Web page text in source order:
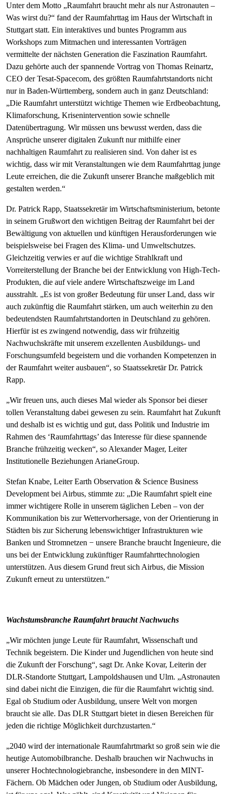
Unter dem Motto „Raumfahrt braucht mehr als nur Astronauten –
Was wirst du?“ fand der Raumfahrttag im Haus der Wirtschaft in
Stuttgart statt. Ein interaktives und buntes Programm aus
Workshops zum Mitmachen und interessanten Vorträgen
vermittelte der nächsten Generation die Faszination Raumfahrt.
Dazu gehörte auch der spannende Vortrag von Thomas Reinartz,
CEO der Tesat-Spacecom, des größten Raumfahrtstandorts nicht
nur in Baden-Württemberg, sondern auch in ganz Deutschland:
„Die Raumfahrt unterstützt wichtige Themen wie Erdbeobachtung,
Klimaforschung, Krisenintervention sowie schnelle
Datenübertragung. Wir müssen uns bewusst werden, dass die
Ansprüche unserer digitalen Zukunft nur mithilfe einer
nachhaltigen Raumfahrt zu realisieren sind. Von daher ist es
wichtig, dass wir mit Veranstaltungen wie dem Raumfahrttag junge
Leute erreichen, die die Zukunft unserer Branche maßgeblich mit
gestalten werden.“
Dr. Patrick Rapp, Staatssekretär im Wirtschaftsministerium, betonte
in seinem Grußwort den wichtigen Beitrag der Raumfahrt bei der
Bewältigung von aktuellen und künftigen Herausforderungen wie
beispielsweise bei Fragen des Klima- und Umweltschutzes.
Gleichzeitig verwies er auf die wichtige Strahlkraft und
Vorreiterstellung der Branche bei der Entwicklung von High-Tech-
Produkten, die auf viele andere Wirtschaftszweige im Land
ausstrahlt. „Es ist von großer Bedeutung für unser Land, dass wir
auch zukünftig die Raumfahrt stärken, um auch weiterhin zu den
bedeutendsten Raumfahrtstandorten in Deutschland zu gehören.
Hierfür ist es zwingend notwendig, dass wir frühzeitig
Nachwuchskräfte mit unserem exzellenten Ausbildungs- und
Forschungsumfeld begeistern und die vorhanden Kompetenzen in
der Raumfahrt weiter ausbauen“, so Staatssekretär Dr. Patrick
Rapp.
„Wir freuen uns, auch dieses Mal wieder als Sponsor bei dieser
tollen Veranstaltung dabei gewesen zu sein. Raumfahrt hat Zukunft
und deshalb ist es wichtig und gut, dass Politik und Industrie im
Rahmen des ‘Raumfahrttags’ das Interesse für diese spannende
Branche frühzeitig wecken“, so Alexander Mager, Leiter
Institutionelle Beziehungen ArianeGroup.
Stefan Knabe, Leiter Earth Observation & Science Business
Development bei Airbus, stimmte zu: „Die Raumfahrt spielt eine
immer wichtigere Rolle in unserem täglichen Leben – von der
Kommunikation bis zur Wettervorhersage, von der Orientierung in
Städten bis zur Sicherung lebenswichtiger Infrastrukturen wie
Banken und Stromnetzen − unsere Branche braucht Ingenieure, die
uns bei der Entwicklung zukünftiger Raumfahrttechnologien
unterstützen. Aus diesem Grund freut sich Airbus, die Mission
Zukunft erneut zu unterstützen.“
Wachstumsbranche Raumfahrt braucht Nachwuchs
„Wir möchten junge Leute für Raumfahrt, Wissenschaft und
Technik begeistern. Die Kinder und Jugendlichen von heute sind
die Zukunft der Forschung“, sagt Dr. Anke Kovar, Leiterin der
DLR-Standorte Stuttgart, Lampoldshausen und Ulm. „Astronauten
sind dabei nicht die Einzigen, die für die Raumfahrt wichtig sind.
Egal ob Studium oder Ausbildung, unsere Welt von morgen
braucht sie alle. Das DLR Stuttgart bietet in diesen Bereichen für
jeden die richtige Möglichkeit durchzustarten.“
„2040 wird der internationale Raumfahrtmarkt so groß sein wie die
heutige Automobilbranche. Deshalb brauchen wir Nachwuchs in
unserer Hochtechnologiebranche, insbesondere in den MINT-
Fächern. Ob Mädchen oder Jungen, ob Studium oder Ausbildung,